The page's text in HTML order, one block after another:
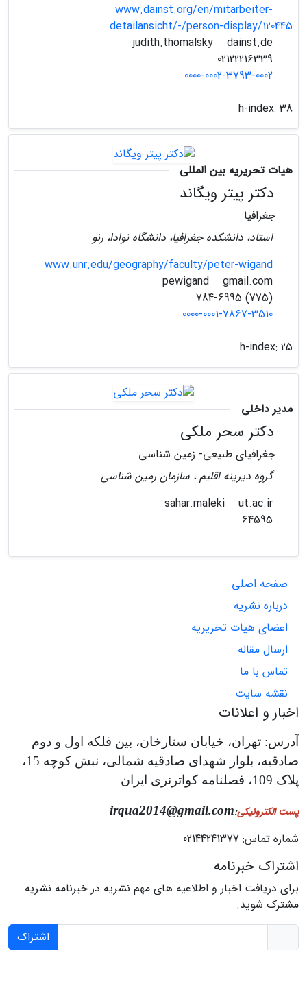
www.dainst.org/en/mitarbeiter-
detailansicht/-/person-display/120445
dainst.de
0000-0002-3793-0002
h-index: 38
هیات تحریریه بین المللی
دکتر پیتر ویگاند
جغرافیا
استاد، دانشکده جغرافیا، دانشگاه نوادا، رنو
www.unr.edu/geography/faculty/peter-wigand
gmail.com
(775) 784-6995
0000-0001-7867-3510
h-index: 25
مدیر داخلی
دکتر سحر ملکی
جغرافیای طبیعی- زمین شناسی
گروه دیرینه اقلیم ، سازمان زمین شناسی
ut.ac.ir
صفحه اصلی
درباره نشریه
اعضای هیات تحریریه
ارسال مقاله
تماس با ما
نقشه سایت
اخبار و اعلانات
آدرس: تهران، خیابان ستارخان، بین فلکه اول و دوم
صادقیه، بلوار شهدای صادقیه شمالی، نبش کوچه 15،
پلاک 109، فصلنامه کواترنری ایران
پست الکترونیکی:
irqua2014@gmail.com
شماره تماس: 02144241377
اشتراک خبرنامه
برای دریافت اخبار و اطلاعیه های مهم نشریه در خبرنامه نشریه
مشترک شوید.
اشتراک